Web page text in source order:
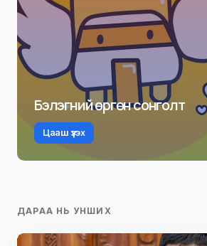
Бэлэгний өргөн сонголт
Цааш үзэх
ДАРАА НЬ УНШИХ